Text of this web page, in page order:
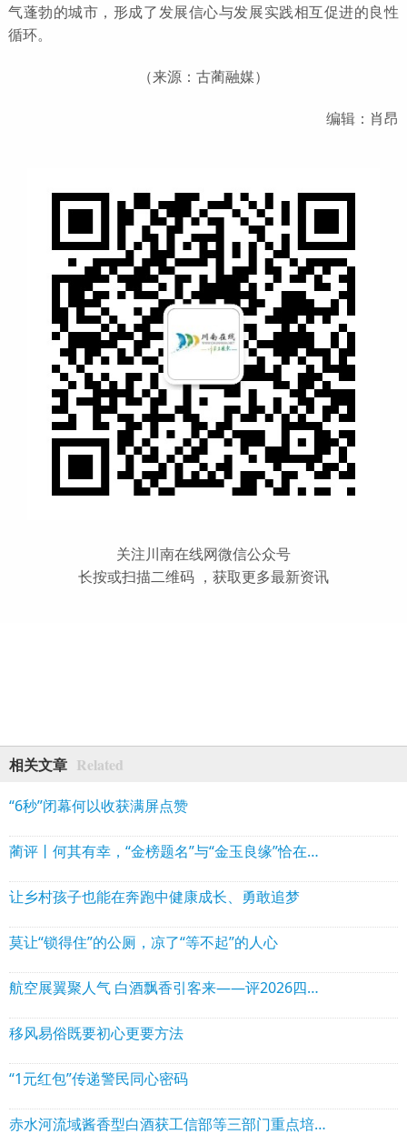
气蓬勃的城市，形成了发展信心与发展实践相互促进的良性
循环。
（来源：古蔺融媒）
编辑：肖昂
关注川南在线网微信公众号
长按或扫描二维码 ，获取更多最新资讯
相关文章 Related
“6秒”闭幕何以收获满屏点赞
蔺评丨何其有幸，“金榜题名”与“金玉良缘”恰在古蔺同路
让乡村孩子也能在奔跑中健康成长、勇敢追梦
莫让“锁得住”的公厕，凉了“等不起”的人心
航空展翼聚人气 白酒飘香引客来——评2026四川白酒产业园区航空航天展促消费场景活动
移风易俗既要初心更要方法
“1元红包”传递警民同心密码
赤水河流域酱香型白酒获工信部等三部门重点培育——中国酱酒之乡·古蔺发展的时与势